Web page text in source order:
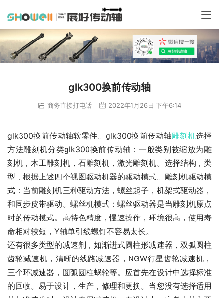
glk300换前传动轴
商务直接打电话 2022年1月26日 下午6:14
glk300换前传动轴软零件。glk300换前传动轴雕刻机选择
方法雕刻机分类glk300换前传动轴：一般类别被缩放为雕
刻机，木工雕刻机，石雕刻机，激光雕刻机。选择结构，类
型，根据上述四个视图驱动机器的驱动模式。雕刻机驱动模
式：当前雕刻机三种驱动方法，螺丝起子，机架式驱动器，
和同步皮带驱动。螺丝机模式：螺丝驱动器是当雕刻机原点
时的传动模式。高特色精度，慢速操作，环境很高，使用寿
命相对较短，Y轴单引线螺钉不容易太长。
还有很多类型的减速剂，如渐进式圆柱形减速器，双弧圆柱
齿轮减速机，清晰的线路减速器，NGW行星齿轮减速机，
三个环减速器，圆弧圆柱蜗轮等。应首先在设计中选择标准
的回收。易于设计，生产，修理和更换。当您没有选择适用